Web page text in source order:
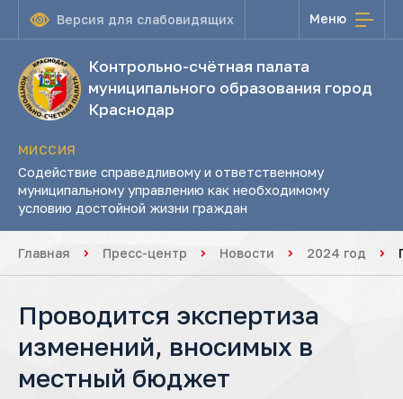
Версия для слабовидящих Меню
Контрольно-счётная палата
муниципального образования город
Краснодар
МИССИЯ
Содействие справедливому и ответственному
муниципальному управлению как необходимому
условию достойной жизни граждан
Главная Пресс-центр Новости 2024 год
Проводится экспертиза
изменений, вносимых в
местный бюджет